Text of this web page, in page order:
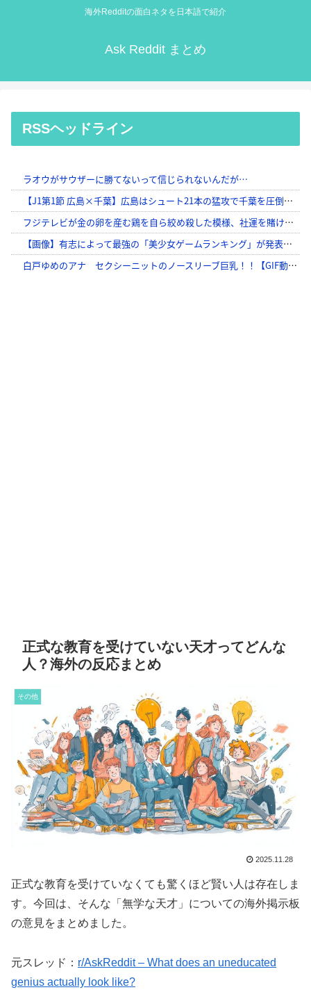
海外Redditの面白ネタを日本語で紹介
Ask Reddit まとめ
RSSヘッドライン
正式な教育を受けていない天才ってどんな
人？海外の反応まとめ
その他
2025.11.28
正式な教育を受けていなくても驚くほど賢い人は存在しま
す。今回は、そんな「無学な天才」についての海外掲示板
の意見をまとめました。
元スレッド： r/AskReddit – What does an uneducated
genius actually look like?